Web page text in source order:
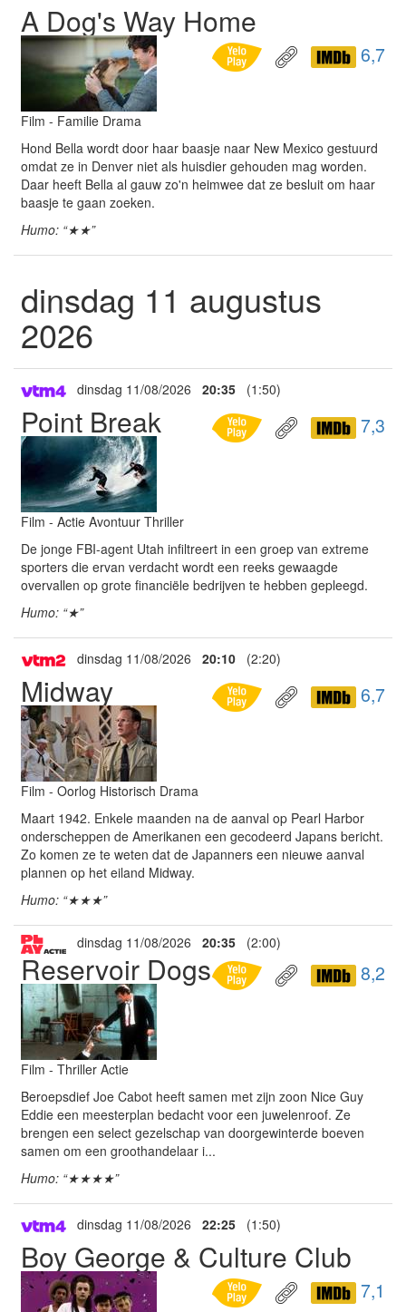
A Dog's Way Home
6,7
Film - Familie Drama
Hond Bella wordt door haar baasje naar New Mexico gestuurd
omdat ze in Denver niet als huisdier gehouden mag worden.
Daar heeft Bella al gauw zo'n heimwee dat ze besluit om haar
baasje te gaan zoeken.
Humo: “★★”
dinsdag 11 augustus
2026
dinsdag 11/08/2026 20:35 (1:50)
Point Break 7,3
Film - Actie Avontuur Thriller
De jonge FBI-agent Utah infiltreert in een groep van extreme
sporters die ervan verdacht wordt een reeks gewaagde
overvallen op grote financiële bedrijven te hebben gepleegd.
Humo: “★”
dinsdag 11/08/2026 20:10 (2:20)
Midway 6,7
Film - Oorlog Historisch Drama
Maart 1942. Enkele maanden na de aanval op Pearl Harbor
onderscheppen de Amerikanen een gecodeerd Japans bericht.
Zo komen ze te weten dat de Japanners een nieuwe aanval
plannen op het eiland Midway.
Humo: “★★★”
dinsdag 11/08/2026 20:35 (2:00)
Reservoir Dogs 8,2
Film - Thriller Actie
Beroepsdief Joe Cabot heeft samen met zijn zoon Nice Guy
Eddie een meesterplan bedacht voor een juwelenroof. Ze
brengen een select gezelschap van doorgewinterde boeven
samen om een groothandelaar i...
Humo: “★★★★”
dinsdag 11/08/2026 22:25 (1:50)
Boy George & Culture Club
7,1